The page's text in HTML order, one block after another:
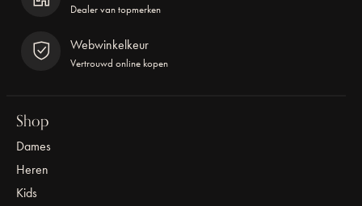
Dealer van topmerken
Webwinkelkeur
Vertrouwd online kopen
Shop
Dames
Heren
Kids